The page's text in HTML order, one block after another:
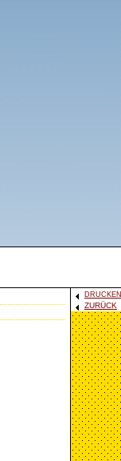
DRUCKEN
ZURÜCK